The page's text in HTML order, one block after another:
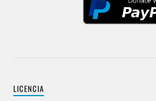
LICENCIA